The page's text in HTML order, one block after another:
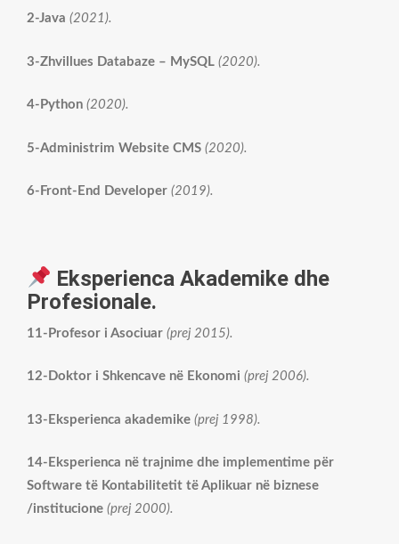
2-Java (2021).
3-Zhvillues Databaze – MySQL (2020).
4-Python (2020).
5-Administrim Website CMS (2020).
6-Front-End Developer (2019).
Eksperienca Akademike dhe
Profesionale.
11-Profesor i Asociuar (prej 2015).
12-Doktor i Shkencave në Ekonomi (prej 2006).
13-Eksperienca akademike (prej 1998).
14-Eksperienca në trajnime dhe implementime për
Software të Kontabilitetit të Aplikuar në biznese
/institucione (prej 2000).